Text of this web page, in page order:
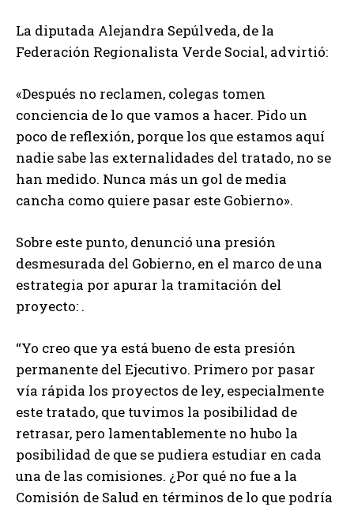
La diputada Alejandra Sepúlveda, de la
Federación Regionalista Verde Social, advirtió:
«Después no reclamen, colegas tomen
conciencia de lo que vamos a hacer. Pido un
poco de reflexión, porque los que estamos aquí
nadie sabe las externalidades del tratado, no se
han medido. Nunca más un gol de media
cancha como quiere pasar este Gobierno».
Sobre este punto, denunció una presión
desmesurada del Gobierno, en el marco de una
estrategia por apurar la tramitación del
proyecto: .
“Yo creo que ya está bueno de esta presión
permanente del Ejecutivo. Primero por pasar
vía rápida los proyectos de ley, especialmente
este tratado, que tuvimos la posibilidad de
retrasar, pero lamentablemente no hubo la
posibilidad de que se pudiera estudiar en cada
una de las comisiones. ¿Por qué no fue a la
Comisión de Salud en términos de lo que podría